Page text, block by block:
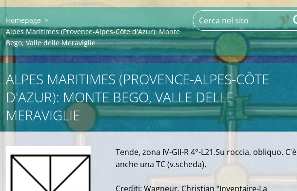
Homepage >
Alpes Maritimes (Provence-Alpes-Côte d'Azur): Monte
Bego, Valle delle Meraviglie
ALPES MARITIMES (PROVENCE-ALPES-CÔTE
D'AZUR): MONTE BEGO, VALLE DELLE
MERAVIGLIE
Tende, zona IV-GII-R 4°-L21.Su roccia, obliquo. C'è
anche una TC (v.scheda).
Crediti: Wagneur, Christian “Inventaire-La